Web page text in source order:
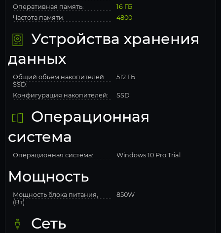
Оперативная память:
16 ГБ
Частота памяти:
4800
Устройства хранения
данных
Общий объем накопителей
SSD:
512 ГБ
Конфигурация накопителей: SSD
Операционная
система
Операционная система: Windows 10 Pro Trial
Мощность
Мощность блока питания,
(Вт)
850W
Сеть